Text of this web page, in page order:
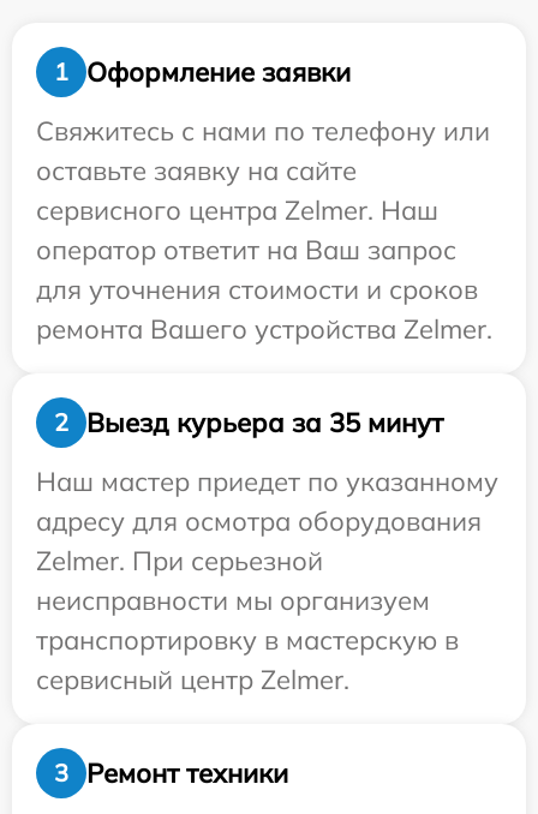
1
Оформление заявки
Свяжитесь с нами по телефону или
оставьте заявку на сайте
сервисного центра Zelmer. Наш
оператор ответит на Ваш запрос
для уточнения стоимости и сроков
ремонта Вашего устройства Zelmer.
2
Выезд курьера за 35 минут
Наш мастер приедет по указанному
адресу для осмотра оборудования
Zelmer. При серьезной
неисправности мы организуем
транспортировку в мастерскую в
сервисный центр Zelmer.
3
Ремонт техники